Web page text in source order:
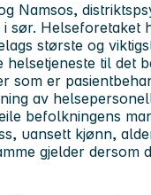
Namsos,
sør. Helseforetaket
største og
helsetjeneste til det
som er
av
befolkningens
uansett kjønn,
gjelder dersom